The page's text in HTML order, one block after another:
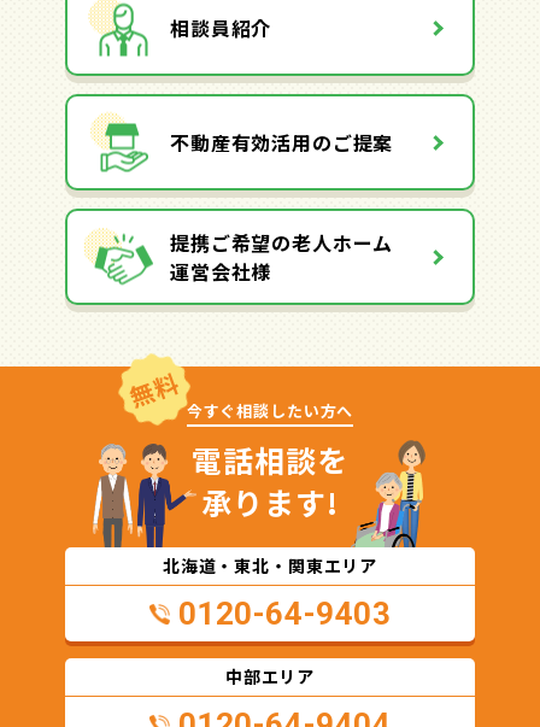
相談員紹介
不動産有効活用のご提案
提携ご希望の老人ホーム
運営会社様
無料 今すぐ相談したい方へ
電話相談を
承ります!
北海道・東北・関東エリア
0120-64-9403
中部エリア